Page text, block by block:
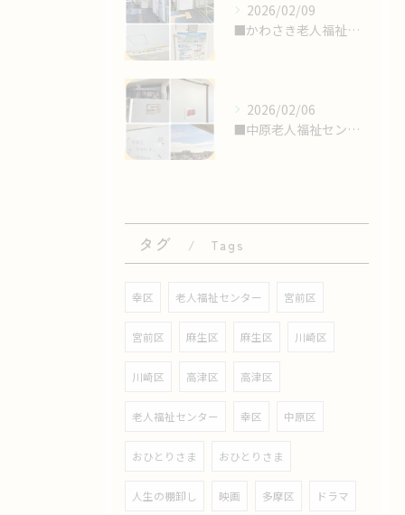
2026/02/09
■かわさき老人福祉センターにて〝終活セミナー〟の講師
2026/02/06
■中原老人福祉センターにて〝終活セミナー〟の講師
タグ Tags
幸区 老人福祉センター 宮前区
宮前区 麻生区 麻生区 川崎区
川崎区 高津区 高津区
老人福祉センター 幸区 中原区
おひとりさま おひとりさま
人生の棚卸し 映画 多摩区 ドラマ